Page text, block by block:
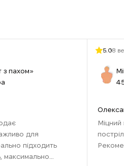
з пахом»
для
підходить
максимально
5.018